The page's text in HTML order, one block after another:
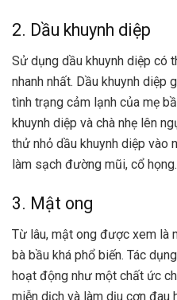
2. Dầu khuynh diệp
Sử dụng dầu khuynh diệp có
nhanh nhất. Dầu khuynh diệp
tình trạng cảm lạnh của mẹ
khuynh diệp và chà nhẹ lên
thử nhỏ dầu khuynh diệp vào
làm sạch đường mũi, cổ họng.
3. Mật ong
Từ lâu, mật ong được xem là
bà bầu khá phổ biến. Tác
hoạt động như một chất ức
miễn dịch và làm dịu cơn đau